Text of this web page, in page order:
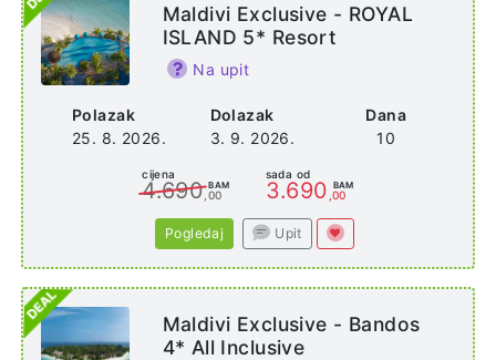
Polazak
25. 8. 2026.
Dolazak
3. 9. 2026.
Dana
10
Maldivi Exclusive - ROYAL
ISLAND 5* Resort
Na upit
cijena
4.690 BAM
,00
sada od
3.690 BAM
,00
Pogledaj Upit
Maldivi Exclusive - Bandos
4* All Inclusive